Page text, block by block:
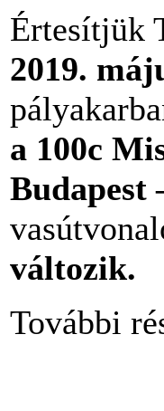
Értesítjük
2019.
a 100c
Budapest
változik.
További